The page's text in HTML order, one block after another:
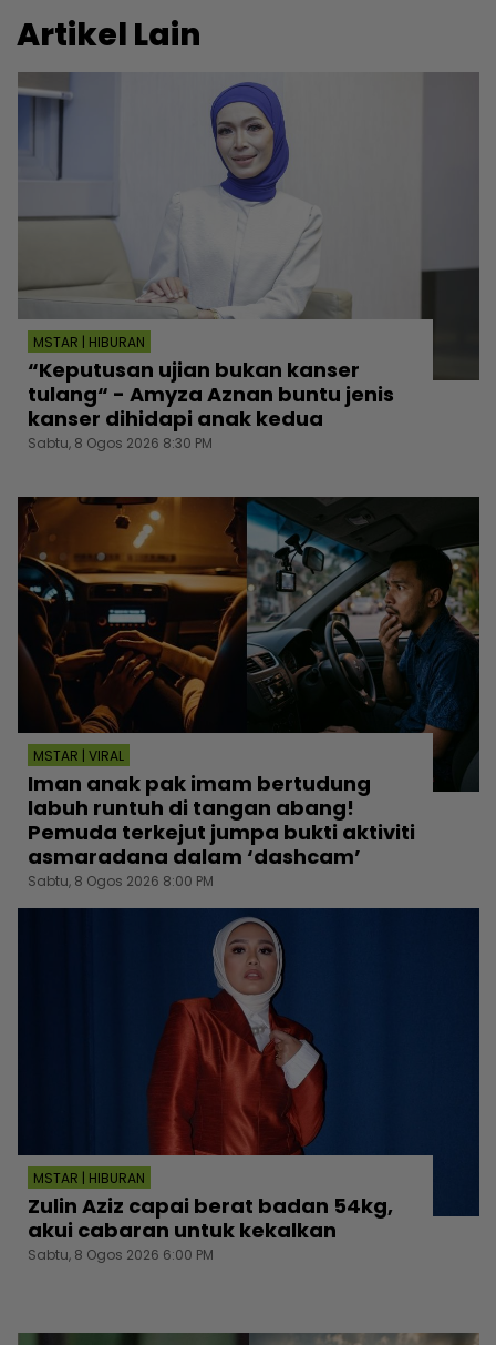
Artikel Lain
MSTAR | HIBURAN
“Keputusan ujian bukan kanser
tulang“ - Amyza Aznan buntu jenis
kanser dihidapi anak kedua
Sabtu, 8 Ogos 2026 8:30 PM
MSTAR | VIRAL
Iman anak pak imam bertudung
labuh runtuh di tangan abang!
Pemuda terkejut jumpa bukti aktiviti
asmaradana dalam ‘dashcam’
Sabtu, 8 Ogos 2026 8:00 PM
MSTAR | HIBURAN
Zulin Aziz capai berat badan 54kg,
akui cabaran untuk kekalkan
Sabtu, 8 Ogos 2026 6:00 PM